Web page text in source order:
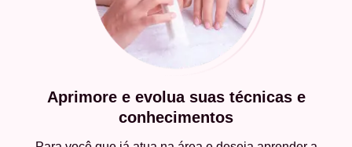
Aprimore e evolua suas técnicas e
conhecimentos